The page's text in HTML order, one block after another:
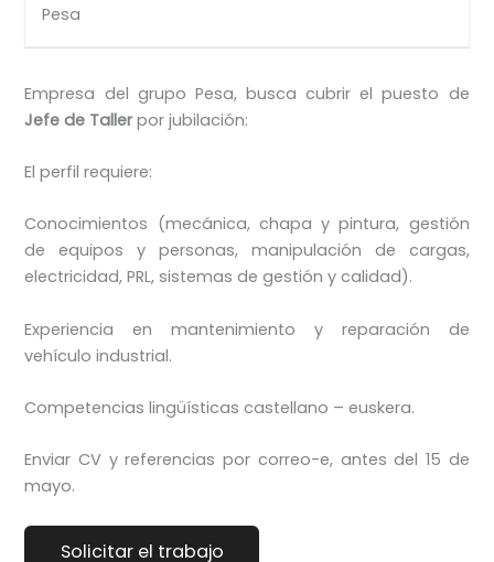
Empresa del grupo Pesa, busca cubrir el puesto de
Jefe de Tallerpor jubilación:
El perfil requiere:
Conocimientos (mecánica, chapa y pintura, gestión
de equipos y personas, manipulación de cargas,
electricidad, PRL, sistemas de gestión y calidad).
Experiencia en mantenimiento y reparación de
vehículo industrial.
Competencias lingüísticas castellano – euskera.
Enviar CV y referencias por correo-e, antes del 15 de
mayo.